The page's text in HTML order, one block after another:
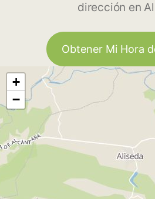
dirección en
Obtener Mi Hora
+
−